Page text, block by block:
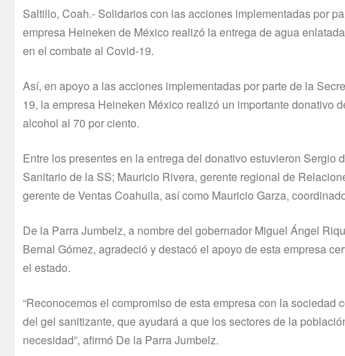
Saltillo, Coah.- Solidarios con las acciones implementadas por
empresa Heineken de México realizó la entrega de agua
en el combate al Covid-19.
Así, en apoyo a las acciones implementadas por parte de la
19, la empresa Heineken México realizó un importante donativo
alcohol al 70 por ciento.
Entre los presentes en la entrega del donativo estuvieron
Sanitario de la SS; Mauricio Rivera, gerente regional de
gerente de Ventas Coahuila, así como Mauricio Garza,
De la Parra Jumbelz, a nombre del gobernador Miguel Ángel
Bernal Gómez, agradeció y destacó el apoyo de esta empresa
el estado.
“Reconocemos el compromiso de esta empresa con la
del gel sanitizante, que ayudará a que los sectores de la
necesidad”, afirmó De la Parra Jumbelz.